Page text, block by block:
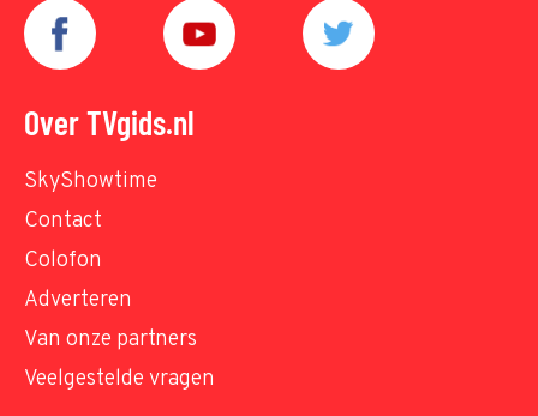
Over TVgids.nl
SkyShowtime
Contact
Colofon
Adverteren
Van onze partners
Veelgestelde vragen